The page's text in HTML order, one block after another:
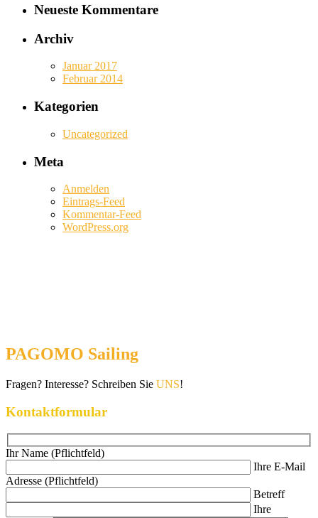
Neueste Kommentare
Archiv
Januar 2017
Februar 2014
Kategorien
Uncategorized
Meta
Anmelden
Eintrags-Feed
Kommentar-Feed
WordPress.org
PAGOMO Sailing
Fragen? Interesse? Schreiben Sie UNS!
Kontaktformular
Ihr Name (Pflichtfeld)
Ihre E-Mail
Adresse (Pflichtfeld)
Betreff
Ihre